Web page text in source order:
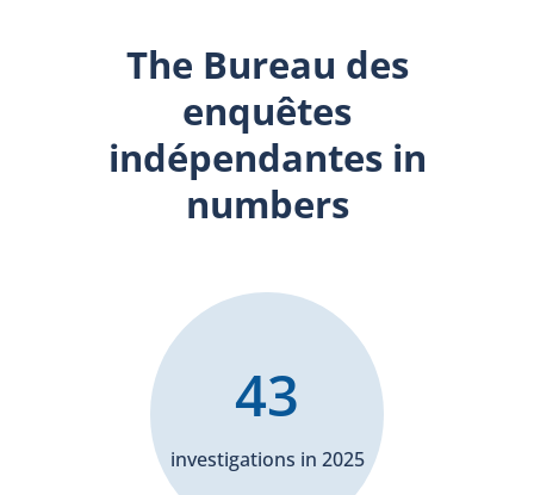
The Bureau des
enquêtes
indépendantes in
numbers
investigations in 2025
43